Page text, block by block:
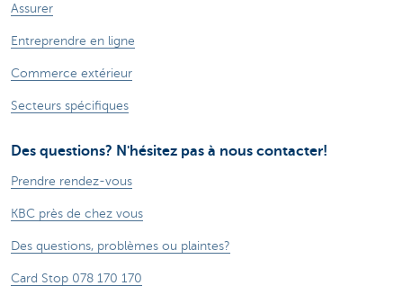
Assurer
Entreprendre en ligne
Commerce extérieur
Secteurs spécifiques
Des questions? N'hésitez pas à nous contacter!
Prendre rendez-vous
KBC près de chez vous
Des questions, problèmes ou plaintes?
Card Stop 078 170 170